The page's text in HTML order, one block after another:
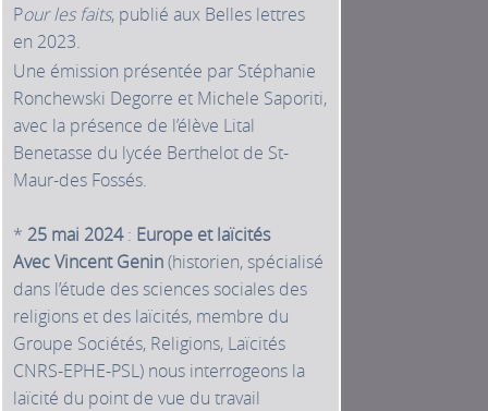
Pour les faits, publié aux Belles lettres
en 2023.
Une émission présentée par Stéphanie
Ronchewski Degorre et Michele Saporiti,
avec la présence de l’élève Lital
Benetasse du lycée Berthelot de St-
Maur-des Fossés.
* 25 mai 2024: Europe et laïcités
Avec Vincent Genin(historien, spécialisé
dans l’étude des sciences sociales des
religions et des laïcités, membre du
Groupe Sociétés, Religions, Laïcités
CNRS-EPHE-PSL) nous interrogeons la
laïcité du point de vue du travail